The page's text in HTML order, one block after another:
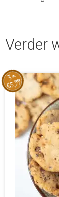
Verder